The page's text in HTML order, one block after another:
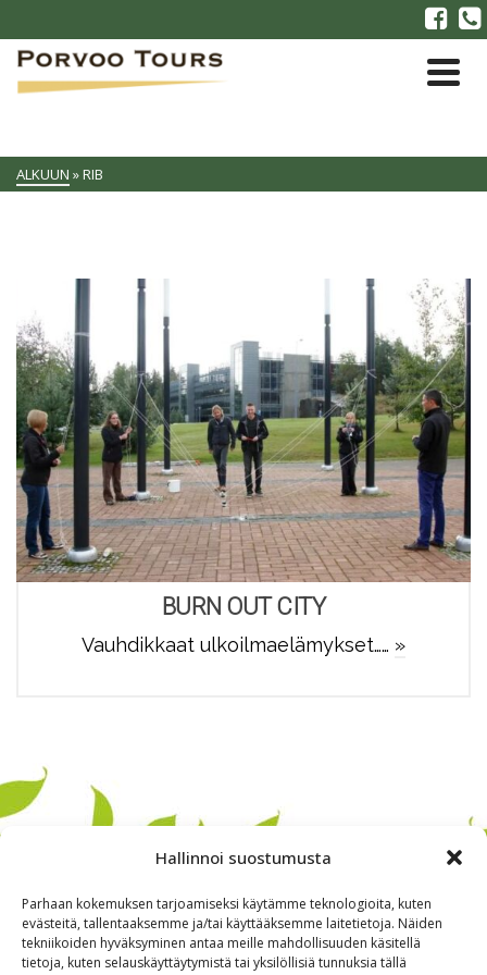
Hallinnoi suostumusta
Parhaan kokemuksen tarjoamiseksi käytämme teknologioita, kuten
evästeitä, tallentaaksemme ja/tai käyttääksemme laitetietoja. Näiden
tekniikoiden hyväksyminen antaa meille mahdollisuuden käsitellä
tietoja, kuten selauskäyttäytymistä tai yksilöllisiä tunnuksia tällä
ALKUUN »RIB
BURN OUT CITY
Vauhdikkaat ulkoilmaelämykset…… »